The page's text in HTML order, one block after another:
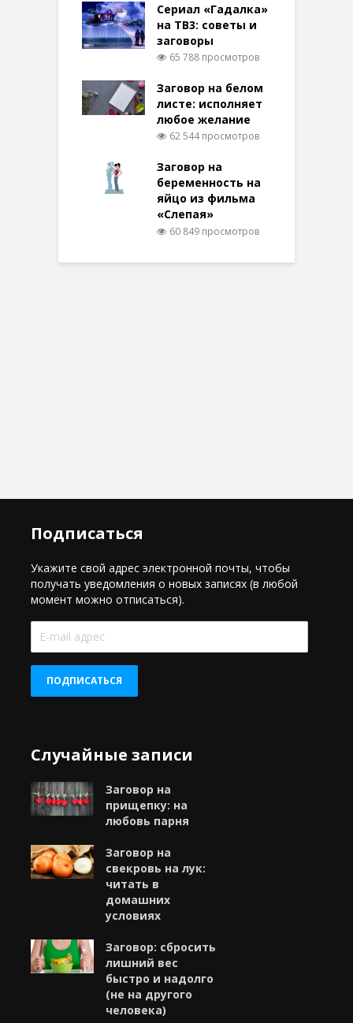
Сериал «Гадалка»
на ТВ3: советы и
заговоры
65 788 просмотров
Заговор на белом
листе: исполняет
любое желание
62 544 просмотров
Заговор на
беременность на
яйцо из фильма
«Слепая»
60 849 просмотров
Подписаться
Укажите свой адрес электронной почты, чтобы
получать уведомления о новых записях (в любой
момент можно отписаться).
E-
mail
ПОДПИСАТЬСЯ
Случайные записи
Заговор на
прищепку: на
любовь парня
Заговор на
свекровь на лук:
читать в
домашних
условиях
Заговор: сбросить
лишний вес
быстро и надолго
(не на другого
человека)